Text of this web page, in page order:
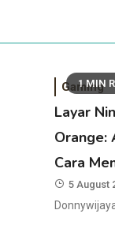
1 MIN
Gaming
Layar
Orange:
Cara
5 August